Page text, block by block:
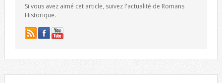
Si vous avez aimé cet article, suivez l'actualité de Romans
Historique.